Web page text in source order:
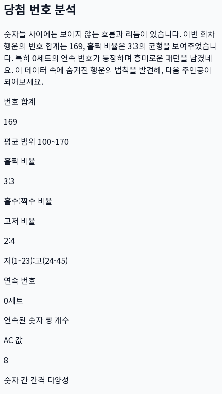
당첨 번호 분석
숫자들 사이에는 보이지 않는 흐름과 리듬이 있습니다. 이번 회차
행운의 번호 합계는 169, 홀짝 비율은 3:3의 균형을 보여주었습니
다. 특히 0세트의 연속 번호가 등장하며 흥미로운 패턴을 남겼네
요. 이 데이터 속에 숨겨진 행운의 법칙을 발견해, 다음 주인공이
되어보세요.
번호 합계
169
평균 범위 100~170
홀짝 비율
3:3
홀수:짝수 비율
고저 비율
2:4
저(1-23):고(24-45)
연속 번호
0세트
연속된 숫자 쌍 개수
AC 값
8
숫자 간 간격 다양성